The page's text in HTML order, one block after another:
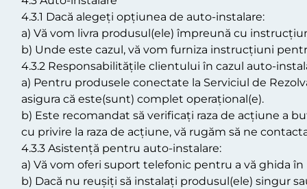
4.3.1 Dacă alegeți opțiunea de auto-instalare:
a) Vă vom livra produsul(ele) împreună cu
b) Unde este cazul, vă vom furniza instrucțiuni
4.3.2 Responsabilitățile clientului în cazul auto-
a) Pentru produsele conectate la Serviciul de
asigura că este(sunt) complet operațional(e).
b) Este recomandat să verificați raza de acțiune a
cu privire la raza de acțiune, vă rugăm să ne
4.3.3 Asistență pentru auto-instalare:
a) Vă vom oferi suport telefonic pentru a vă ghida
b) Dacă nu reușiți să instalați produsul(ele) singur